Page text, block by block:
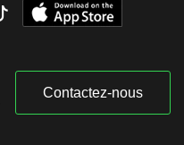
Contactez-nous